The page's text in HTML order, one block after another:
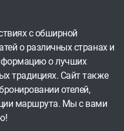
с обширной
о различных странах и
о лучших
традициях. Сайт также
отелей,
маршрута. Мы с вами